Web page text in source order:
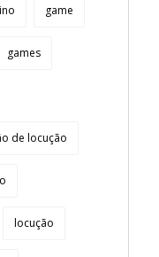
game
games
de locução
locução